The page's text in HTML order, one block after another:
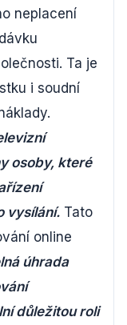
neplacení
Ta je
i soudní
osoby, které
vysílání. Tato
online
úhrada
důležitou roli